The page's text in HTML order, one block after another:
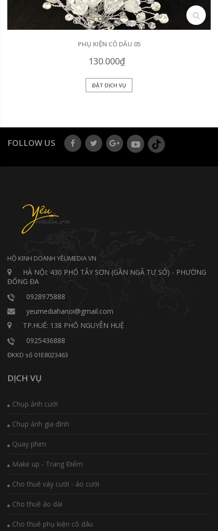
search
PHỤ KIỆN CÔ DÂU 05
130.000₫
ĐẶT DỊCH VỤ
FOLLOW US
HỘ KINH DOANH YÊUMEDIA VN
HÀ NỘI: 430 PHỐ TÂY SƠN (GẦN NGÃ TƯ SỞ) - PHƯỜNG
ĐỐNG ĐA
0928975888
yeumediahanoi@gmail.com
TP.HUẾ: 138 PHỐ NGUYỄN HUỆ
0925436888
ĐKKD số 01E8023463
DỊCH VỤ
Chụp ảnh cưới
Chụp ảnh gia đình
Quay phim
Make up - Trang Điểm
Cho thuê váy cưới - áo cưới
Cho thuê áo dài
Cho thuê phụ kiện cô dâu